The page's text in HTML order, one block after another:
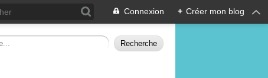
Connexion + Créer mon blog